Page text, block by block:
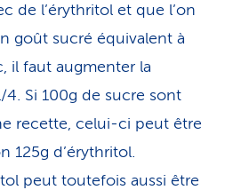
de l’érythritol et que l’on
goût sucré équivalent à
il faut augmenter la
4. Si 100g de sucre sont
recette, celui-ci peut être
125g d’érythritol.
peut toutefois aussi être